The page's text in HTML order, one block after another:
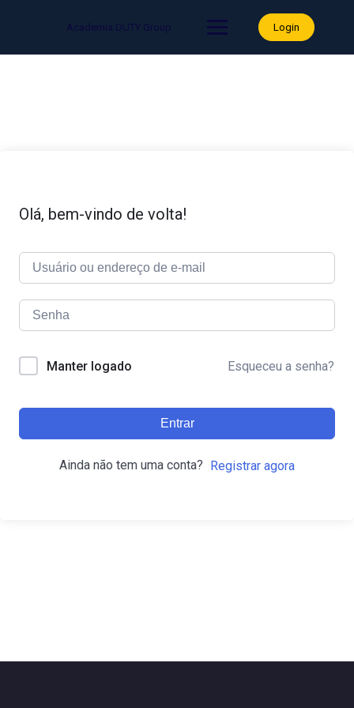
Academia DUTY Group Login
Olá, bem-vindo de volta!
Manter logado Esqueceu a senha?
Entrar
Ainda não tem uma conta? Registrar agora